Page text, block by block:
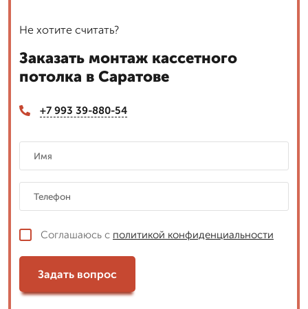
Не хотите считать?
Заказать монтаж кассетного
потолка в Саратове
+7 993 39-880-54
Соглашаюсь с политикой конфиденциальности
Задать вопрос